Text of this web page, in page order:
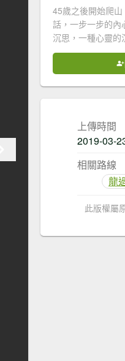
45歲之後開始爬
話，一步一步的內
沉思，一種心靈的
上傳時間
2019-03-
相關路線
龍
此版權屬